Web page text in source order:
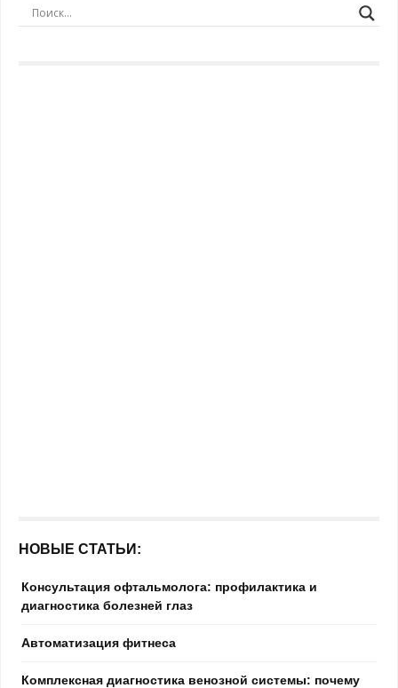
НОВЫЕ СТАТЬИ:
Консультация офтальмолога: профилактика и
диагностика болезней глаз
Автоматизация фитнеса
Комплексная диагностика венозной системы: почему